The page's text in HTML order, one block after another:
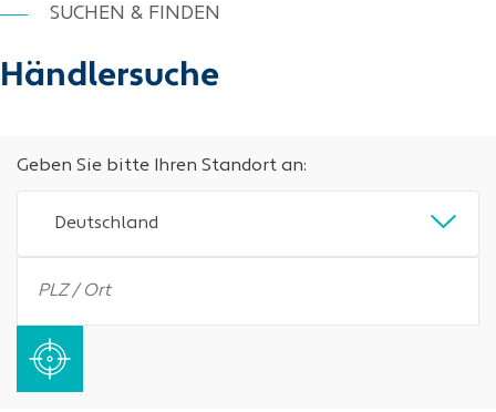
SUCHEN & FINDEN
Händlersuche
Geben Sie bitte Ihren Standort an:
Deutschland